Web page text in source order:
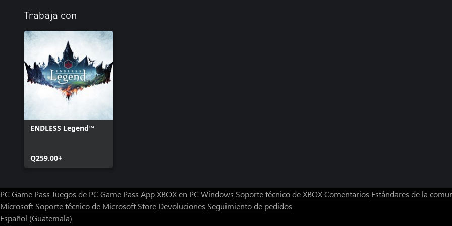
Trabaja con
ENDLESS Legend™
Q259.00+
PC Game Pass Juegos de PC Game Pass App XBOX en PC Windows Soporte técnico de XBOXComentarios Estándares de la
Microsoft Soporte técnico de Microsoft Store Devoluciones Seguimiento de pedidos
Español (Guatemala)